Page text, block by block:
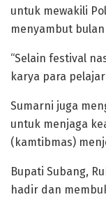
untuk mewakili
menyambut
“Selain festival
karya para
Sumarni juga
untuk menjaga
(kamtibmas)
Bupati Subang,
hadir dan